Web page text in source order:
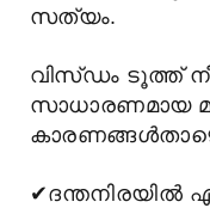
സത്യം.
വിസ്ഡം ടൂത്ത്
സാധാരണമായ
കാരണങ്ങള്
✔ദന്തനിരയില്